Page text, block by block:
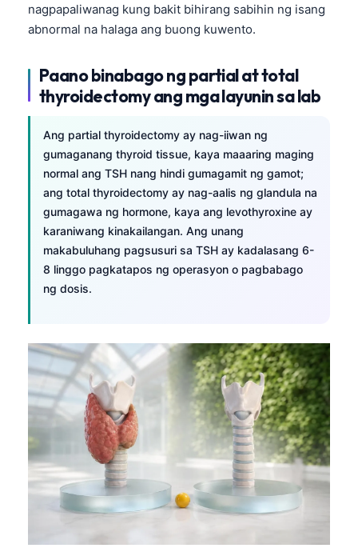
nagpapaliwanag kung bakit bihirang sabihin ng isang
abnormal na halaga ang buong kuwento.
Paano binabago ng partial at total
thyroidectomy ang mga layunin sa lab
Ang partial thyroidectomy ay nag-iiwan ng
gumaganang thyroid tissue, kaya maaaring maging
normal ang TSH nang hindi gumagamit ng gamot;
ang total thyroidectomy ay nag-aalis ng glandula na
gumagawa ng hormone, kaya ang levothyroxine ay
karaniwang kinakailangan. Ang unang
makabuluhang pagsusuri sa TSH ay kadalasang 6-
8 linggo pagkatapos ng operasyon o pagbabago
ng dosis.